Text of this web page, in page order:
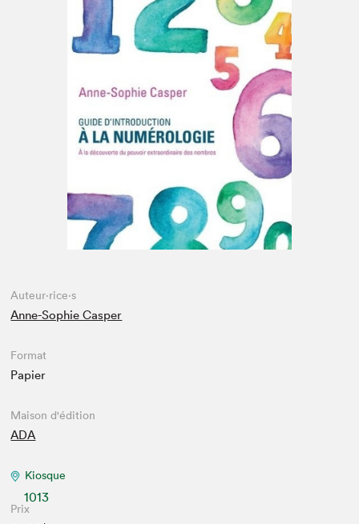
Espace enseignant·e·s
Espace pro
Auteur·rice·s
Anne-Sophie Casper
Format
Papier
Maison d'édition
ADA
Kiosque
1013
Prix